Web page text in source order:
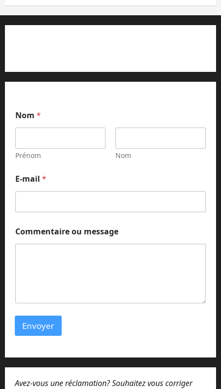
Nom *
Prénom Nom
E
-
a
l
o
u
E-mail *
Commentaire ou message
Envoyer
Avez-vous une réclamation? Souhaitez vous corriger